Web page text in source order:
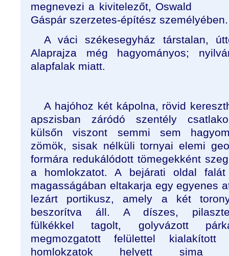
megnevezi a kivitelezőt, Oswald
Gáspár szerzetes-építész személyében.
A váci székesegyház társtalan,
Alaprajza még hagyományos;
alapfalak miatt.
A hajóhoz két kápolna, rövid
apszisban záródó szentély
külsőn viszont semmi sem
zömök, sisak nélküli tornyai elemi
formára redukálódott tömegekként
a homlokzatot. A bejárati oldal falát
magasságában eltakarja egy egyenes
lezárt portikusz, amely a két
beszorítva áll. A díszes,
fülkékkel tagolt, golyvázott
megmozgatott felülettel kialakított
homlokzatok helyett sima